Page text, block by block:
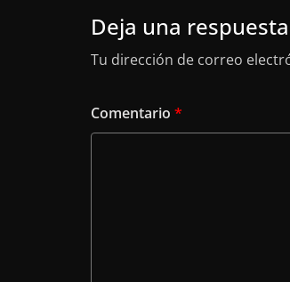
Deja una respuesta
Tu dirección de correo
Comentario *